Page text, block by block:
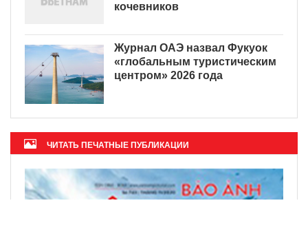
кочевников
Журнал ОАЭ назвал Фукуок
«глобальным туристическим
центром» 2026 года
ЧИТАТЬ ПЕЧАТНЫЕ ПУБЛИКАЦИИ